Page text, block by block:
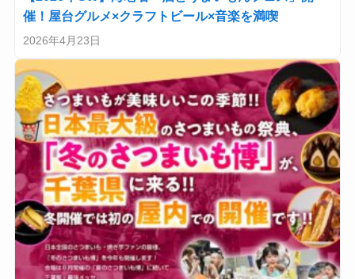
催！屋台グルメ×クラフトビール×音楽を満喫
2026年4月23日